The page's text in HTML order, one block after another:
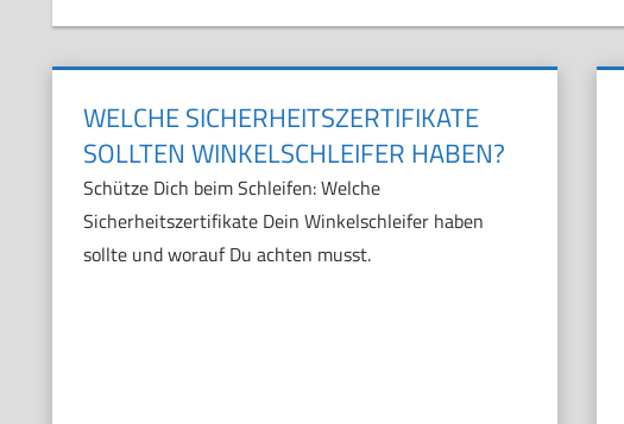
WELCHE SICHERHEITSZERTIFIKATE
SOLLTEN WINKELSCHLEIFER HABEN?
Schütze Dich beim Schleifen: Welche
Sicherheitszertifikate Dein Winkelschleifer haben
sollte und worauf Du achten musst.